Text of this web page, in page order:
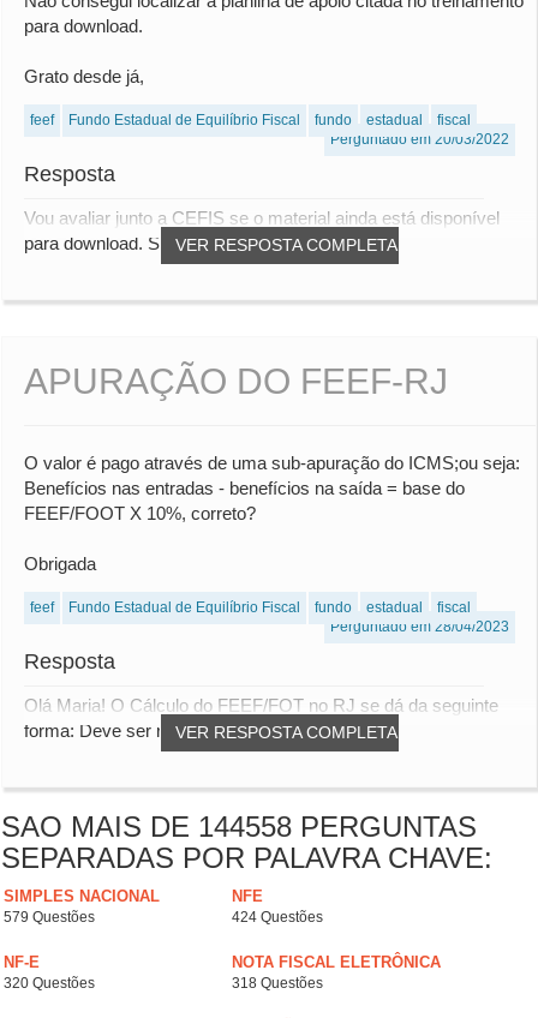
para download.
Grato desde já,
feef Fundo Estadual de Equilíbrio Fiscal fundo estadual
fiscal
Perguntado em 20/03/2022
Resposta
VER RESPOSTA COMPLETA
Vou avaliar junto a CEFIS se o material ainda está disponível
para download. Se desejar informar o m...
APURAÇÃO DO FEEF-RJ
O valor é pago através de uma sub-apuração do ICMS;ou seja:
Benefícios nas entradas - benefícios na saída = base do
FEEF/FOOT X 10%, correto?
Obrigada
feef Fundo Estadual de Equilíbrio Fiscal fundo estadual
fiscal
Perguntado em 28/04/2023
Resposta
VER RESPOSTA COMPLETA
Olá Maria! O Cálculo do FEEF/FOT no RJ se dá da seguinte
forma: Deve ser realizado a apuração do ICM...
SAO MAIS DE 144558 PERGUNTAS
SEPARADAS POR PALAVRA CHAVE:
SIMPLES NACIONAL
579 Questões
NFE
424 Questões
NF-E
320 Questões
NOTA FISCAL ELETRÔNICA
318 Questões